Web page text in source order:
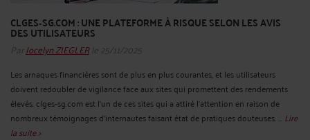
CLGES‑SG.COM : UNE PLATEFORME À RISQUE SELON LES AVIS
DES UTILISATEURS
Par Jocelyn ZIEGLERle 25/11/2025
Les arnaques financières sont de plus en plus courantes, et les utilisateurs
doivent redoubler de vigilance face aux sites qui promettent des rendements
élevés. clges‑sg.com est l’un de ces sites qui a attiré l'attention en raison de
nombreux témoignages d'internautes faisant état de pratiques douteuses. ... Lire
la suite >